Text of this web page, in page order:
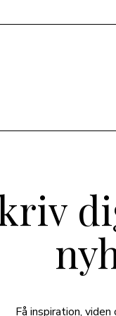
Få inspiration,